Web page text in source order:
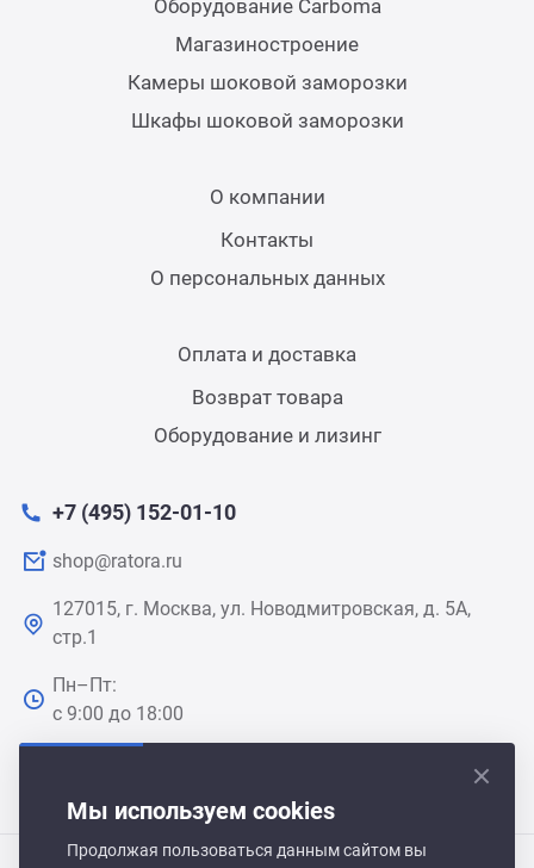
Оборудование Carboma
Магазиностроение
Камеры шоковой заморозки
Шкафы шоковой заморозки
О компании
Контакты
О персональных данных
Оплата и доставка
Возврат товара
Оборудование и лизинг
+7 (495) 152-01-10
shop@ratora.ru
127015, г. Москва, ул. Новодмитровская, д. 5А,
стр.1
Пн–Пт:
с 9:00 до 18:00
Мы используем cookies
Продолжая пользоваться данным сайтом вы